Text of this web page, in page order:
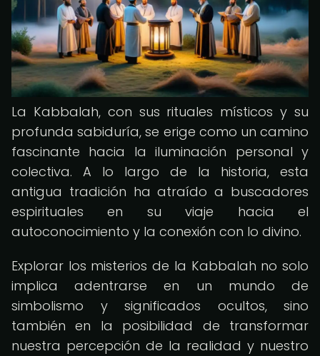
La Kabbalah, con sus rituales místicos y su
profunda sabiduría, se erige como un camino
fascinante hacia la iluminación personal y
colectiva. A lo largo de la historia, esta
antigua tradición ha atraído a buscadores
espirituales en su viaje hacia el
autoconocimiento y la conexión con lo divino.
Explorar los misterios de la Kabbalah no solo
implica adentrarse en un mundo de
simbolismo y significados ocultos, sino
también en la posibilidad de transformar
nuestra percepción de la realidad y nuestro